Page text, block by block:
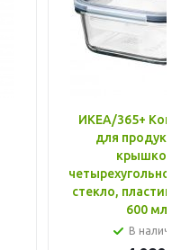
ИКЕА/365+
для
крышкой,
стекло, пластик
600 мл
В